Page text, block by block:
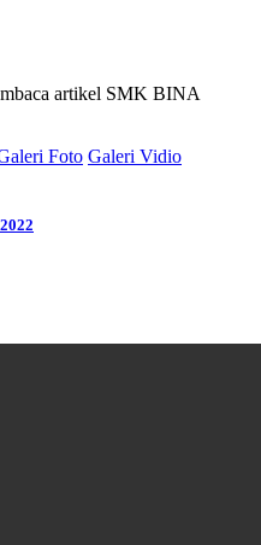
artikel SMK BINA
Foto Galeri Vidio